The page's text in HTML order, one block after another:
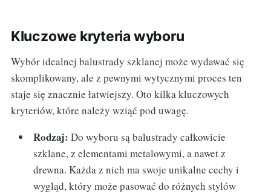
Kluczowe kryteria wyboru
Wybór idealnej balustrady szklanej może wydawać się
skomplikowany, ale z pewnymi wytycznymi proces ten
staje się znacznie łatwiejszy. Oto kilka kluczowych
kryteriów, które należy wziąć pod uwagę.
Rodzaj: Do wyboru są balustrady całkowicie
szklane, z elementami metalowymi, a nawet z
drewna. Każda z nich ma swoje unikalne cechy i
wygląd, który może pasować do różnych stylów